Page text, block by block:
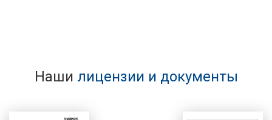
Наши лицензии и документы